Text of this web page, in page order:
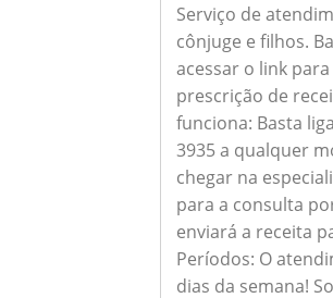
Serviço de
cônjuge e filhos.
acessar o link
prescrição de
funciona: Basta
3935 a qualquer
chegar na
para a consulta
enviará a receita
Períodos: O
dias da semana!